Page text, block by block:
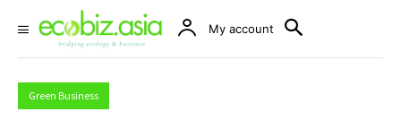
My account
Green Business